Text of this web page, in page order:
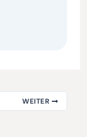
WEITER